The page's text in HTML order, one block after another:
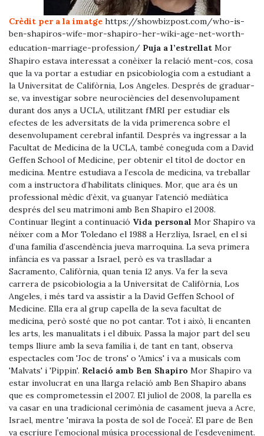
Crèdit per a la imatge https://showbizpost.com/who-is-
ben-shapiros-wife-mor-shapiro-her-wiki-age-net-worth-
education-marriage-profession/ Anterior
Pròxim
Puja a l’estrellat Mor
Shapiro estava interessat a conèixer la relació ment-cos, cosa
que la va portar a estudiar en psicobiologia com a estudiant a
la Universitat de Califòrnia, Los Angeles. Després de graduar-
se, va investigar sobre neurociències del desenvolupament
durant dos anys a UCLA, utilitzant fMRI per estudiar els
efectes de les adversitats de la vida primerenca sobre el
desenvolupament cerebral infantil. Després va ingressar a la
Facultat de Medicina de la UCLA, també coneguda com a David
Geffen School of Medicine, per obtenir el títol de doctor en
medicina. Mentre estudiava a l’escola de medicina, va treballar
com a instructora d’habilitats clíniques. Mor, que ara és un
professional mèdic d’èxit, va guanyar l’atenció mediàtica
després del seu matrimoni amb Ben Shapiro el 2008.
Continuar llegint a continuació Vida personal Mor Shapiro va
néixer com a Mor Toledano el 1988 a Herzliya, Israel, en el si
d’una família d’ascendència jueva marroquina. La seva primera
infància es va passar a Israel, però es va traslladar a
Sacramento, Califòrnia, quan tenia 12 anys. Va fer la seva
carrera de psicobiologia a la Universitat de Califòrnia, Los
Angeles, i més tard va assistir a la David Geffen School of
Medicine. Ella era al grup capella de la seva facultat de
medicina, però sosté que no pot cantar. Tot i això, li encanten
les arts, les manualitats i el dibuix. Passa la major part del seu
temps lliure amb la seva família i, de tant en tant, observa
espectacles com 'Joc de trons' o 'Amics' i va a musicals com
'Malvats' i 'Pippin'. Relació amb Ben Shapiro Mor Shapiro va
estar involucrat en una llarga relació amb Ben Shapiro abans
que es comprometessin el 2007. El juliol de 2008, la parella es
va casar en una tradicional cerimònia de casament jueva a Acre,
Israel, mentre 'mirava la posta de sol de l'oceà'. El pare de Ben
va escriure l’emocional música processional de l’esdeveniment.